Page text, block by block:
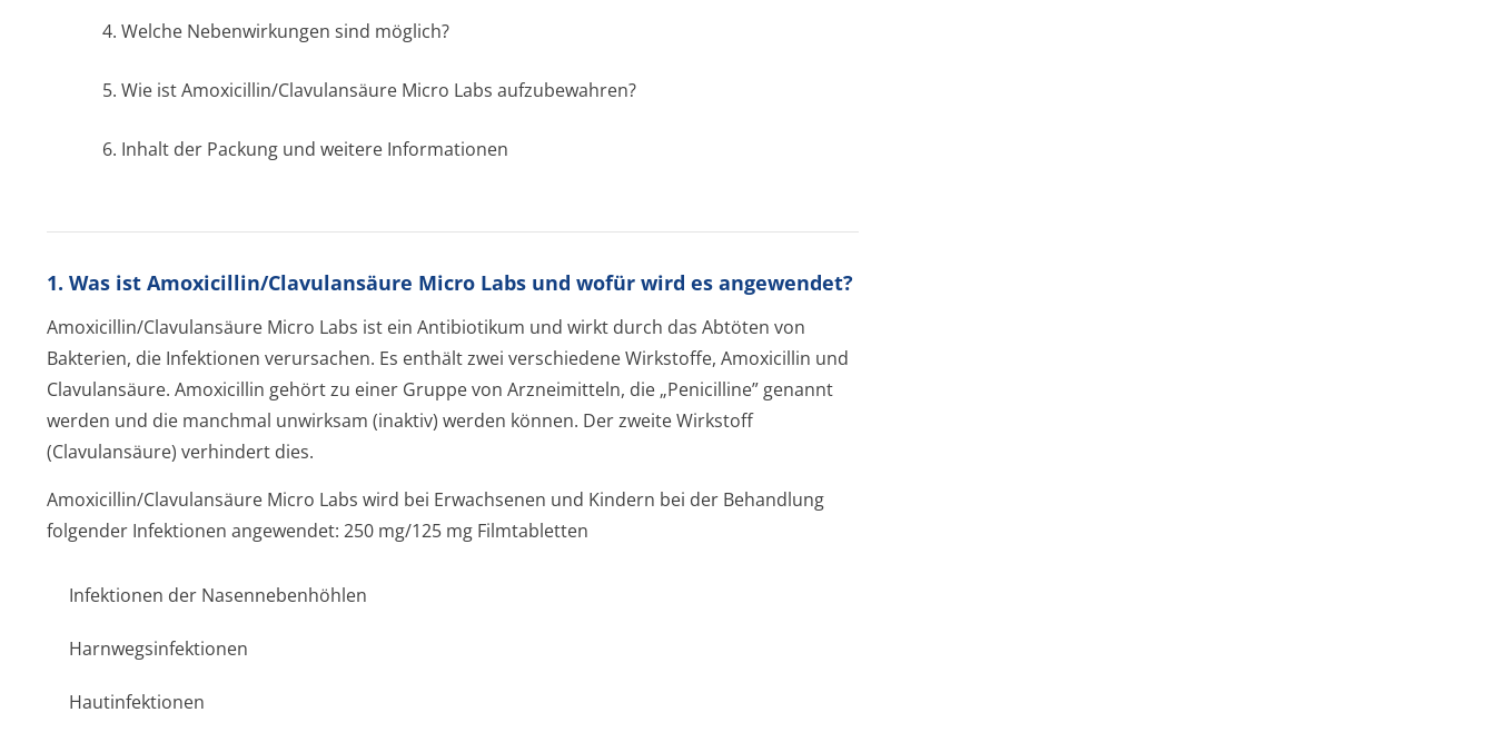
4. Welche Nebenwirkungen sind möglich?
5. Wie ist Amoxicillin/Cla­vulansäure Micro Labs aufzubewahren?
6. Inhalt der Packung und weitere Informationen
1. Was ist Amoxicillin/Clavulansäure Micro Labs und wofür wird es angewendet?
Amoxicillin/Cla­vulansäure Micro Labs ist ein Antibiotikum und wirkt durch das Abtöten von
Bakterien, die Infektionen verursachen. Es enthält zwei verschiedene Wirkstoffe, Amoxicillin und
Clavulansäure. Amoxicillin gehört zu einer Gruppe von Arzneimitteln, die „Penicilline” genannt
werden und die manchmal unwirksam (inaktiv) werden können. Der zweite Wirkstoff
(Clavulansäure) verhindert dies.
Amoxicillin/Cla­vulansäure Micro Labs wird bei Erwachsenen und Kindern bei der Behandlung
folgender Infektionen angewendet: 250 mg/125 mg Filmtabletten
Infektionen der Nasennebenhöhlen
Harnwegsinfektionen
Hautinfektionen